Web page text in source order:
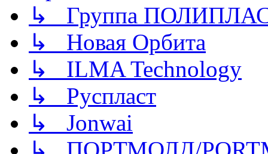
↳ Группа
↳ Новая Орбита
↳ ILMA Technology
↳ Руспласт
↳ Jonwai